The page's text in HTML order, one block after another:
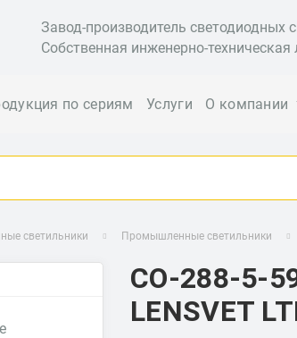
Завод-производитель светодиодных
Собственная инженерно-техническая
по сериям Услуги О компании
светильники Промышленные светильники
СО-288-5-
LENSVET